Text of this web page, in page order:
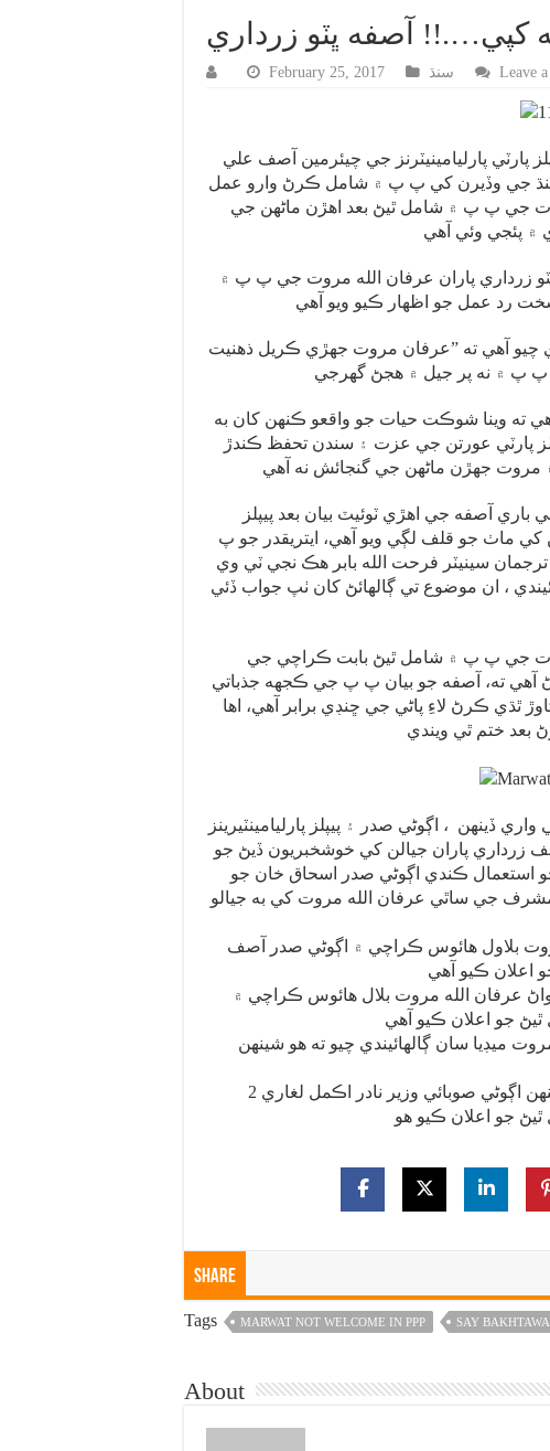
کپي….!! آصفه ڀٽو زرداري
February 25, 2017 سنڌ Leave
پارٽي پارليامينيٽرنز جي چيئرمين آصف علي
سنڌ جي وڏيرن کي پ پ ۾ شامل ڪرڻ وارو عمل
جي پ پ ۾ شامل ٿيڻ بعد اهڙن ماڻهن جي
چيو آهي ته ”عرفان مروت جهڙي ڪريل ذهنيت
ته وينا شوڪت حيات جو واقعو ڪنهن کان به
پارٽي عورتن جي عزت ۽ سندن تحفظ ڪندڙ
آصفه جي اهڙي ٽوئيٽ بيان بعد پيپلز
کي ماٺ جو قلف لڳي ويو آهي، ايتريقدر جو پ
سينيٽر فرحت الله بابر هڪ نجي ٽي وي
، ان موضوع تي ڳالهائڻ کان ٺپ جواب ڏئي
جي پ پ ۾ شامل ٿيڻ بابت ڪراچي جي
آهي ته، آصفه جو بيان پ پ جي ڪجهه جذباتي
ٿڌي ڪرڻ لاءِ پاڻي جي ڇنڊي برابر آهي، اها
ڏينهن ، اڳوڻي صدر ۽ پيپلز پارليامينٽيرينز
زرداري پاران جيالن کي خوشخبريون ڏيڻ جو
استعمال ڪندي اڳوڻي صدر اسحاق خان جو
جي ساٿي عرفان الله مروت کي به جيالو
مروت بلاول هائوس ڪراچي ۾ اڳوڻي صدر آصف
عرفان الله مروت بلال هائوس ڪراچي ۾
ميڊيا سان ڳالهائيندي چيو ته هو شينهن
2 ڏينهن اڳ اڳوڻي ايم اين اي نبيل گبول ۽ گذريل ڏينهن اڳوڻي صوبائي وزير نادر اڪمل لغاري
Share
Tags MARWAT NOT WELCOME IN PPP SAY
About